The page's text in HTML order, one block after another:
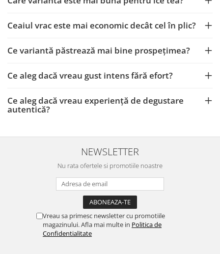
Ceaiul vrac este mai economic decât cel în plic?
Ce variantă păstrează mai bine prospețimea?
Ce aleg dacă vreau gust intens fără efort?
Ce aleg dacă vreau experiență de degustare
autentică?
NEWSLETTER
Nu rata ofertele si promotiile noastre
Vreau sa primesc newsletter cu promotiile
magazinului. Afla mai multe in Politica de
Confidentialitate